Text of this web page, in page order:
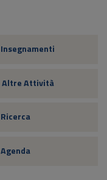
Insegnamenti
Altre Attività
Ricerca
Agenda